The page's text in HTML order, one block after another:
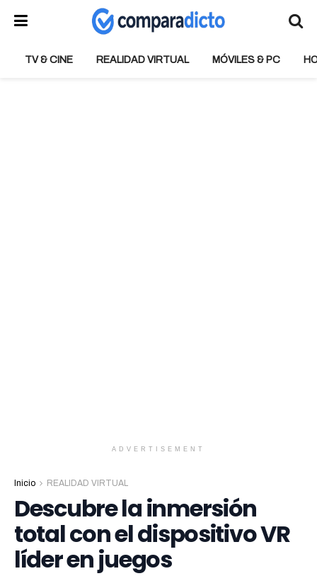
TV & CINE REALIDAD VIRTUAL MÓVILES & PC
ADVERTISEMENT
Inicio REALIDAD VIRTUAL
Descubre la inmersión
total con el dispositivo VR
líder en juegos